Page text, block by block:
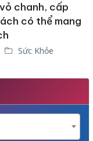
chanh, cấp
có thể mang
Sức Khỏe